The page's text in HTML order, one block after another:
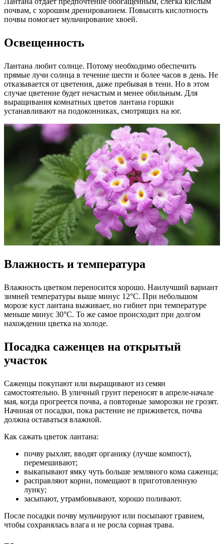
почвам, с хорошим дренированием. Повысить кислотность
почвы помогает мульчирование хвоей.
Освещенность
Лантана любит солнце. Потому необходимо обеспечить
прямые лучи солнца в течение шести и более часов в день. Не
отказывается от цветения, даже пребывая в тени. Но в этом
случае цветение будет нечастым и менее обильным. Для
выращивания комнатных цветов лантана горшки
устанавливают на подоконниках, смотрящих на юг.
Влажность и температура
Влажность цветком переносится хорошо. Наилучший вариант
зимней температуры выше минус 12°C. При небольшом
морозе куст лантана выживает, но гибнет при температуре
меньше минус 30°C. То же самое происходит при долгом
нахождении цветка на холоде.
Посадка саженцев на открытый
участок
Саженцы покупают или выращивают из семян
самостоятельно. В уличный грунт переносят в апреле-начале
мая, когда прогреется почва, а повторные заморозки не грозят.
Начиная от посадки, пока растение не приживется, почва
должна оставаться влажной.
Как сажать цветок лантана:
почву рыхлят, вводят органику (лучше компост),
перемешивают;
выкапывают ямку чуть больше земляного кома саженца;
расправляют корни, помещают в приготовленную
лунку;
засыпают, утрамбовывают, хорошо поливают.
После посадки почву мульчируют или посыпают гравием,
чтобы сохранялась влага и не росла сорная трава.